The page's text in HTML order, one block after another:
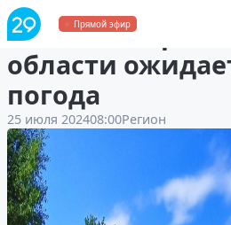
Прямой эфир
25 июля в
области
погода
25 июля 202408:00Регион